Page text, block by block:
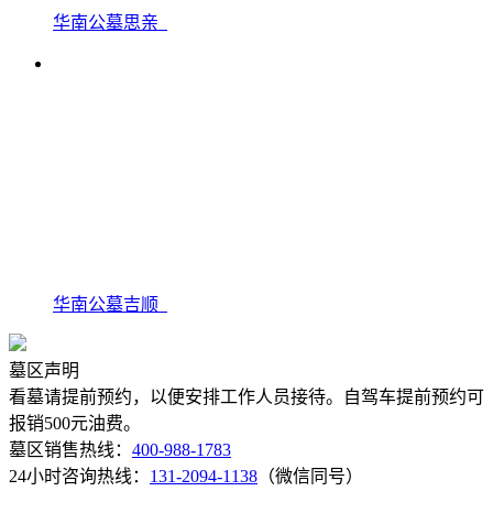
华南公墓思亲
华南公墓吉顺
墓区声明
看墓请提前预约，以便安排工作人员接待。自驾车提前预约可
报销500元油费。
墓区销售热线： 400-988-1783
24小时咨询热线： 131-2094-1138 （微信同号）